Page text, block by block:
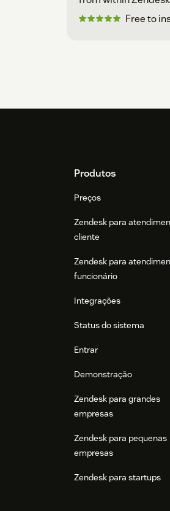
Free to
FooterProdutos
Preços
Zendesk para
cliente
Zendesk para
funcionário
Integrações
Status do sistema
Entrar
Demonstração
Zendesk para grandes
empresas
Zendesk para pequenas
empresas
Zendesk para startups